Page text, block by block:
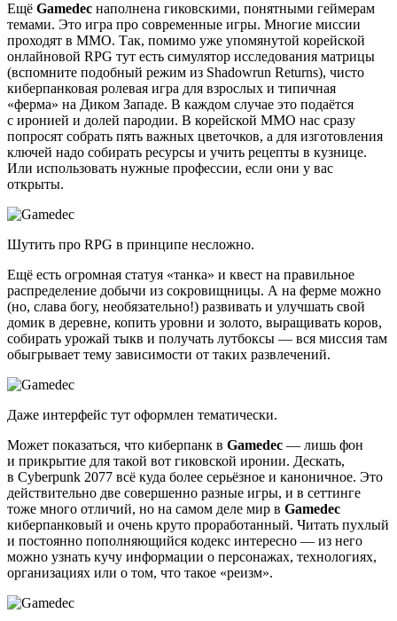
Ещё Gamedec наполнена гиковскими, понятными геймерам
темами. Это игра про современные игры. Многие миссии
проходят в MMO. Так, помимо уже упомянутой корейской
онлайновой RPG тут есть симулятор исследования матрицы
(вспомните подобный режим из Shadowrun Returns), чисто
киберпанковая ролевая игра для взрослых и типичная
«ферма» на Диком Западе. В каждом случае это подаётся
с иронией и долей пародии. В корейской MMO нас сразу
попросят собрать пять важных цветочков, а для изготовления
ключей надо собирать ресурсы и учить рецепты в кузнице.
Или использовать нужные профессии, если они у вас
открыты.
Шутить про RPG в принципе несложно.
Ещё есть огромная статуя «танка» и квест на правильное
распределение добычи из сокровищницы. А на ферме можно
(но, слава богу, необязательно!) развивать и улучшать свой
домик в деревне, копить уровни и золото, выращивать коров,
собирать урожай тыкв и получать лутбоксы — вся миссия там
обыгрывает тему зависимости от таких развлечений.
Даже интерфейс тут оформлен тематически.
Может показаться, что киберпанк в Gamedec — лишь фон
и прикрытие для такой вот гиковской иронии. Дескать,
в Cyberpunk 2077 всё куда более серьёзное и каноничное. Это
действительно две совершенно разные игры, и в сеттинге
тоже много отличий, но на самом деле мир в Gamedec
киберпанковый и очень круто проработанный. Читать пухлый
и постоянно пополняющийся кодекс интересно — из него
можно узнать кучу информации о персонажах, технологиях,
организациях или о том, что такое «реизм».